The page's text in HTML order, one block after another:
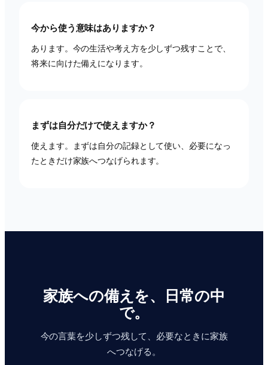
今から使う意味はありますか？
あります。今の生活や考え方を少しずつ残すことで、
将来に向けた備えになります。
まずは自分だけで使えますか？
使えます。まずは自分の記録として使い、必要になっ
たときだけ家族へつなげられます。
家族への備えを、日常の中
で。
今の言葉を少しずつ残して、必要なときに家族
へつなげる。